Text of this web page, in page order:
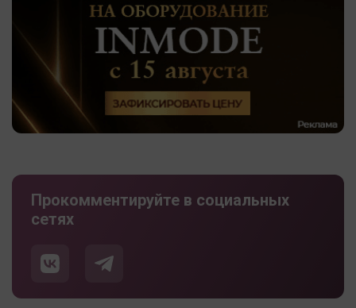
Прокомментируйте в социальных
сетях